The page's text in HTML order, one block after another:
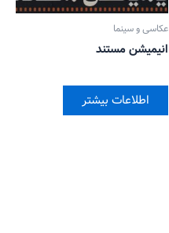
عکاسی و سینما
انیمیشن مستند
اطلاعات بیشتر